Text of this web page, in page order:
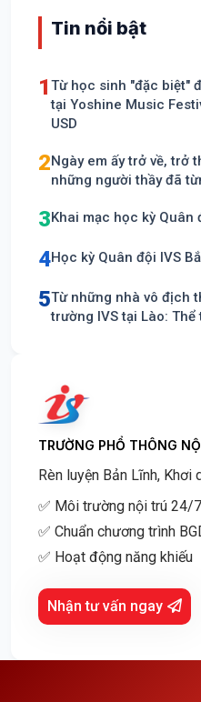
Tin nổi bật
1 Từ học sinh "đặc biệt"
tại Yoshine Music
USD
2Ngày em ấy trở về, trở
những người thầy đã
3Khai mạc học kỳ Quân
4Học kỳ Quân đội IVS
5Từ những nhà vô địch
trường IVS tại Lào:
TRƯỜNG PHỔ THÔNG
Rèn luyện Bản Lĩnh, Khơi
✅ Môi trường nội trú 24/7
✅ Chuẩn chương trình
✅ Hoạt động năng khiếu
Nhận tư vấn ngay